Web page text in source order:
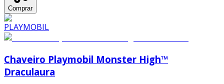
Comprar
Chaveiro Playmobil Monster High™
Draculaura